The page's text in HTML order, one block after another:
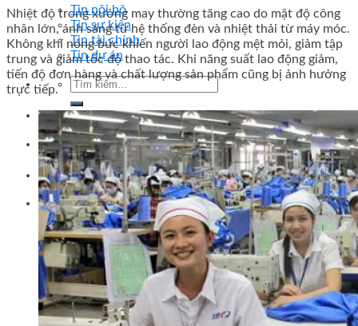
Tin nội bộ
Tin sự kiện
Tin tài chính
Tin dự án
Tìm
Tìm
kiếm:
Nhiệt độ trong xưởng may thường tăng cao do mật độ công
nhân lớn, ánh sáng từ hệ thống đèn và nhiệt thải từ máy móc.
Không khí nóng bức khiến người lao động mệt mỏi, giảm tập
trung và giảm tốc độ thao tác. Khi năng suất lao động giảm,
tiến độ đơn hàng và chất lượng sản phẩm cũng bị ảnh hưởng
trực tiếp.